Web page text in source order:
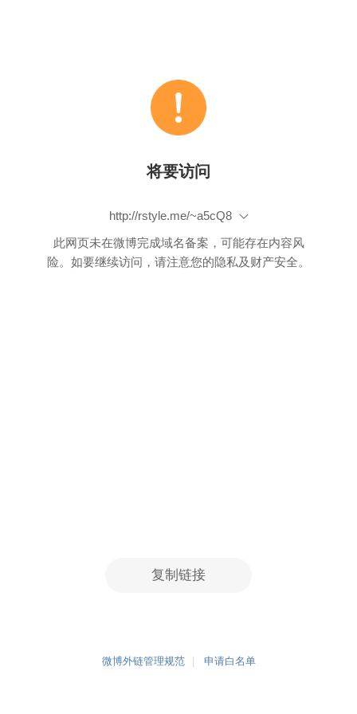
将要访问
http://rstyle.me/~a5cQ8
此网页未在微博完成域名备案，可能存在内容风
险。如要继续访问，请注意您的隐私及财产安全。
复制链接
微博外链管理规范 申请白名单